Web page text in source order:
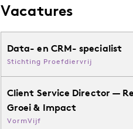
Vacatures
Data- en CRM- specialist
Stichting Proefdiervrij
Client Service Director —
Groei & Impact
VormVijf